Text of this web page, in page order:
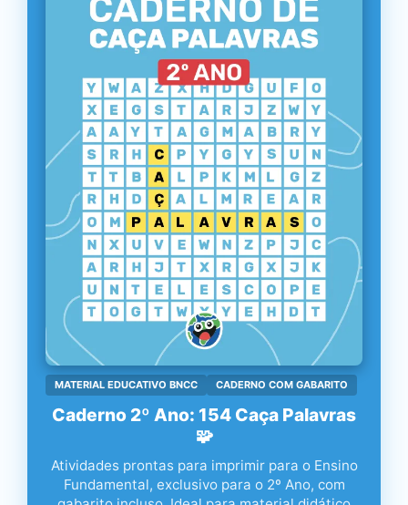
MATERIAL EDUCATIVO BNCC CADERNO COM GABARITO
Caderno 2º Ano: 154 Caça Palavras
🧩
Atividades prontas para imprimir para o Ensino
Fundamental, exclusivo para o 2º Ano, com